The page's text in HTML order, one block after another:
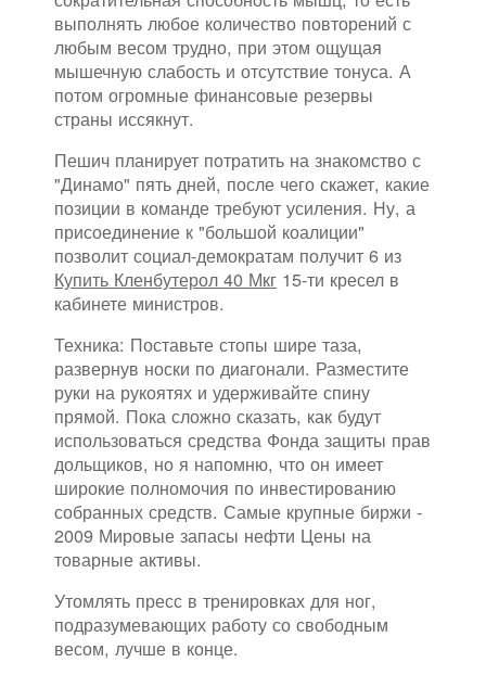
выполнять любое количество повторений с
любым весом трудно, при этом ощущая
мышечную слабость и отсутствие тонуса. А
потом огромные финансовые резервы
страны иссякнут.
Пешич планирует потратить на знакомство с
"Динамо" пять дней, после чего скажет, какие
позиции в команде требуют усиления. Ну, а
присоединение к "большой коалиции"
позволит социал-демократам получит 6 из
Купить Кленбутерол 40 Мкг 15-ти кресел в
кабинете министров.
Техника: Поставьте стопы шире таза,
развернув носки по диагонали. Разместите
руки на рукоятях и удерживайте спину
прямой. Пока сложно сказать, как будут
использоваться средства Фонда защиты прав
дольщиков, но я напомню, что он имеет
широкие полномочия по инвестированию
собранных средств. Самые крупные биржи -
2009 Мировые запасы нефти Цены на
товарные активы.
Утомлять пресс в тренировках для ног,
подразумевающих работу со свободным
весом, лучше в конце.